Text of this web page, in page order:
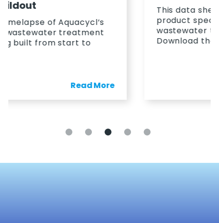
This data sheet provides you with the
product specs for our BETT 40ft
wastewater treatment system.
Download the data sheet….